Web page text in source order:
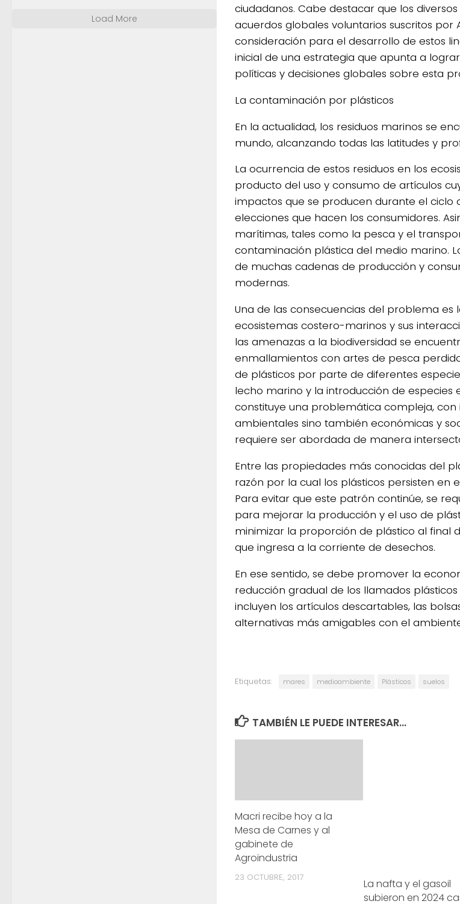
ciudadanos. Cabe destacar que los
acuerdos globales voluntarios suscritos
consideración para el desarrollo de estos
inicial de una estrategia que apunta a
políticas y decisiones globales sobre esta
La contaminación por plásticos
En la actualidad, los residuos marinos se
mundo, alcanzando todas las latitudes y
La ocurrencia de estos residuos en los
producto del uso y consumo de artículos
impactos que se producen durante el ciclo
elecciones que hacen los consumidores.
marítimas, tales como la pesca y el
contaminación plástica del medio marino.
de muchas cadenas de producción y
modernas.
Una de las consecuencias del problema es
ecosistemas costero-marinos y sus
las amenazas a la biodiversidad se
enmallamientos con artes de pesca
de plásticos por parte de diferentes
lecho marino y la introducción de especies
constituye una problemática compleja, con
ambientales sino también económicas y
requiere ser abordada de manera
Entre las propiedades más conocidas del
razón por la cual los plásticos persisten en
Para evitar que este patrón continúe, se
para mejorar la producción y el uso de
minimizar la proporción de plástico al final
que ingresa a la corriente de desechos.
En ese sentido, se debe promover la
reducción gradual de los llamados
incluyen los artículos descartables, las
alternativas más amigables con el
Etiquetas: mares medioambiente Plásticos suelos
TAMBIÉN LE PUEDE INTERESAR...
Macri recibe hoy a la
Mesa de Carnes y al
gabinete de
Agroindustria
23 OCTUBRE, 2017
La nafta y el gasoil
subieron en 2024
Load More